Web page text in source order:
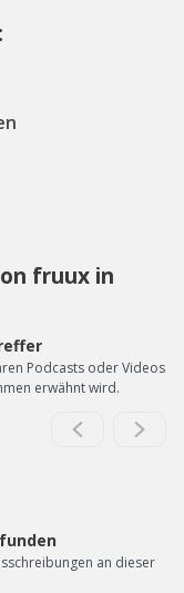
fruux in
Podcasts oder Videos
erwähnt wird.
an dieser